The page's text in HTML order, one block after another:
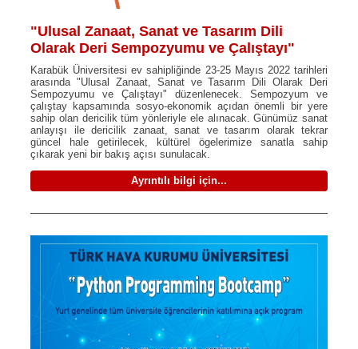
"Ulusal Zanaat, Sanat ve Tasarım Dili
Olarak Deri Sempozyumu ve Çalıştayı"
Karabük Üniversitesi ev sahipliğinde 23-25 Mayıs 2022 tarihleri
arasında "Ulusal Zanaat, Sanat ve Tasarım Dili Olarak Deri
Sempozyumu ve Çalıştayı" düzenlenecek. Sempozyum ve
çalıştay kapsamında sosyo-ekonomik açıdan önemli bir yere
sahip olan dericilik tüm yönleriyle ele alınacak. Günümüz sanat
anlayışı ile dericilik zanaat, sanat ve tasarım olarak tekrar
güncel hale getirilecek, kültürel ögelerimize sanatla sahip
çıkarak yeni bir bakış açısı sunulacak.
Ayrıntılı bilgi için...